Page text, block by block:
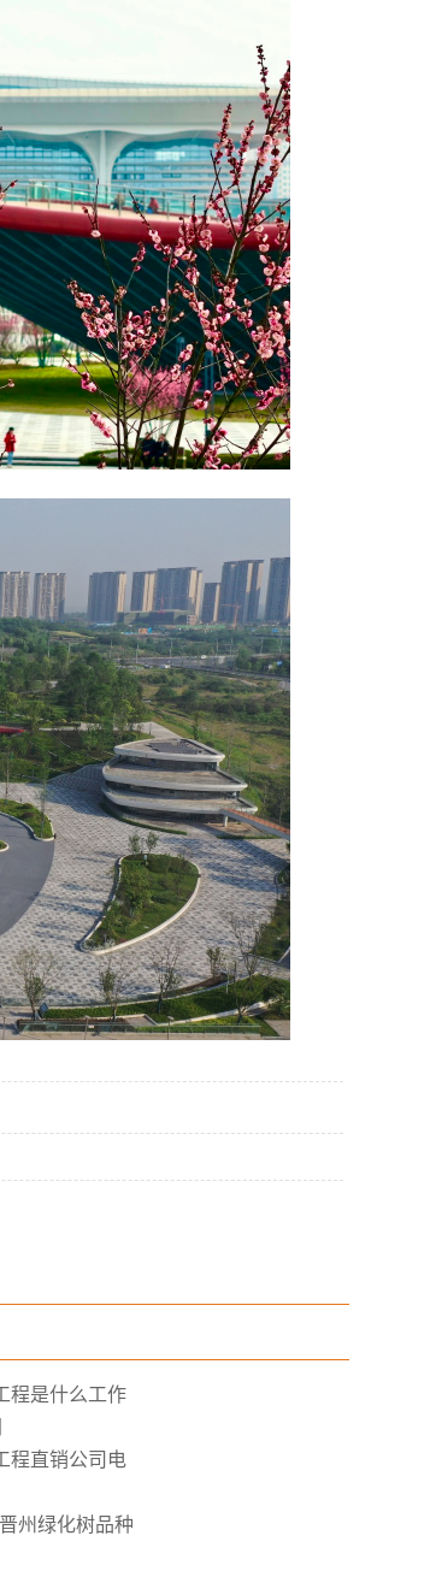
程是什么工作
程直销公司电
州绿化树品种